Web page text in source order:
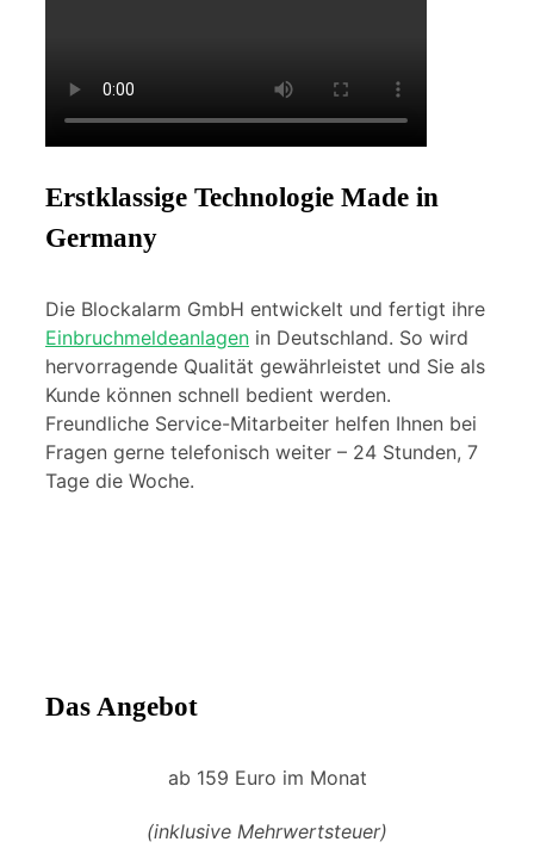
Erstklassige Technologie Made in
Germany
Die Blockalarm GmbH entwickelt und fertigt ihre
Einbruchmeldeanlagen in Deutschland. So wird
hervorragende Qualität gewährleistet und Sie als
Kunde können schnell bedient werden.
Freundliche Service-Mitarbeiter helfen Ihnen bei
Fragen gerne telefonisch weiter – 24 Stunden, 7
Tage die Woche.
Das Angebot
ab 159 Euro im Monat
(inklusive Mehrwertsteuer)